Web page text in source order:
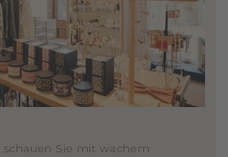
Sie mit wachem